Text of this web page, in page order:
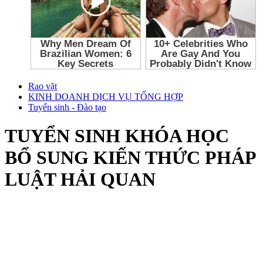
Rao vặt
KINH DOANH DỊCH VỤ TỔNG HỢP
Tuyển sinh - Đào tạo
TUYỂN SINH KHÓA HỌC
BỔ SUNG KIẾN THỨC PHÁP
LUẬT HẢI QUAN